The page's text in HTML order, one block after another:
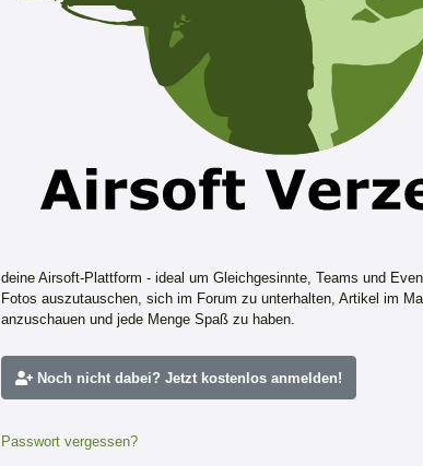
deine Airsoft-Plattform - ideal um Gleichgesinnte, Teams und
Fotos auszutauschen, sich im Forum zu unterhalten, Artikel im
anzuschauen und jede Menge Spaß zu haben.
Noch nicht dabei? Jetzt kostenlos anmelden!
Passwort vergessen?